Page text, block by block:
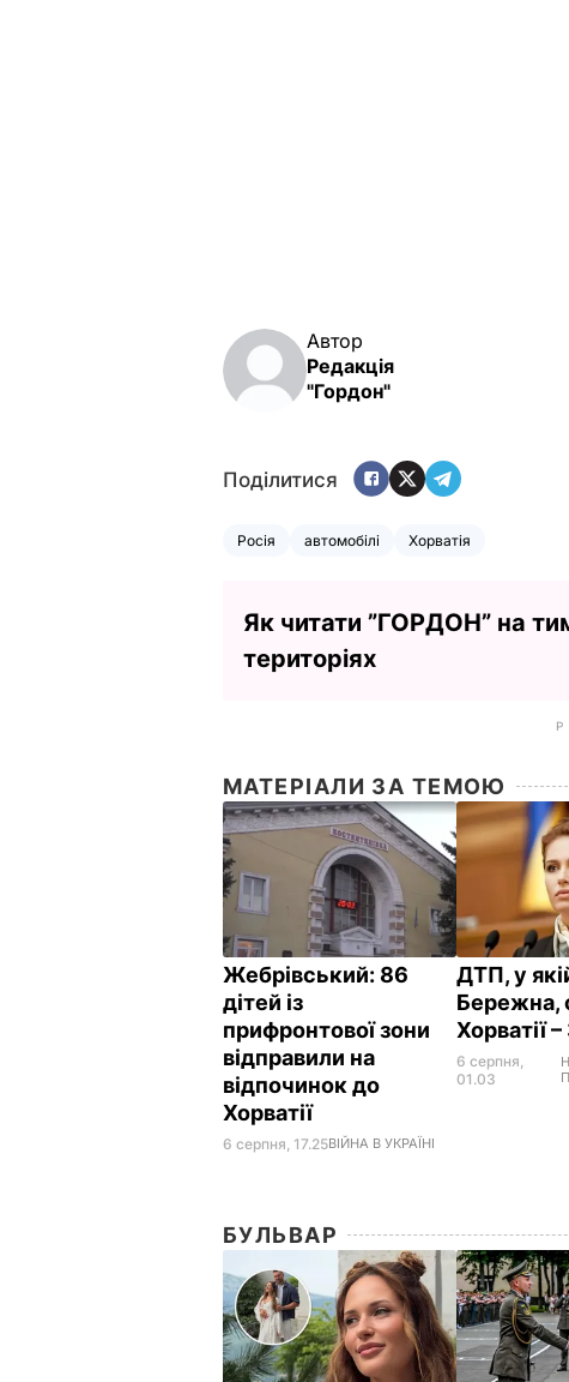
Автор
Редакція
"Гордон"
Поділитися
Росія автомобілі Хорватія
Як читати ”ГОРДОН” на
територіях
МАТЕРІАЛИ ЗА ТЕМОЮ
Жебрівський: 86
дітей із
прифронтової зони
відправили на
відпочинок до
Хорватії
6 серпня, 17.25ВІЙНА В УКРАЇНІ
ДТП, у
Бережна,
Хорватії
6 серпня,
01.03
БУЛЬВАР